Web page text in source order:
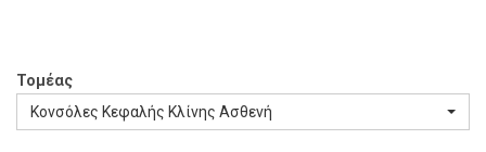
Τομέας
Κονσόλες Κεφαλής Κλίνης Ασθενή